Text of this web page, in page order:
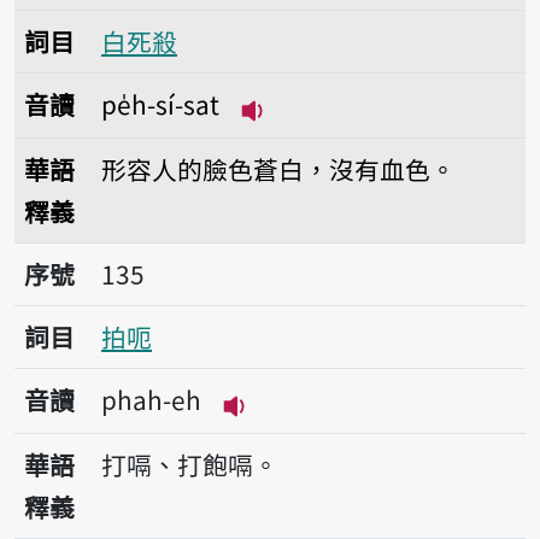
詞目
白死殺
音讀
pe̍h-sí-sat
華語
釋義
形容人的臉色蒼白，沒有血色。
序號135拍呃
序號
135
詞目
拍呃
音讀
phah-eh
播放音讀phah-eh
華語
釋義
打嗝、打飽嗝。